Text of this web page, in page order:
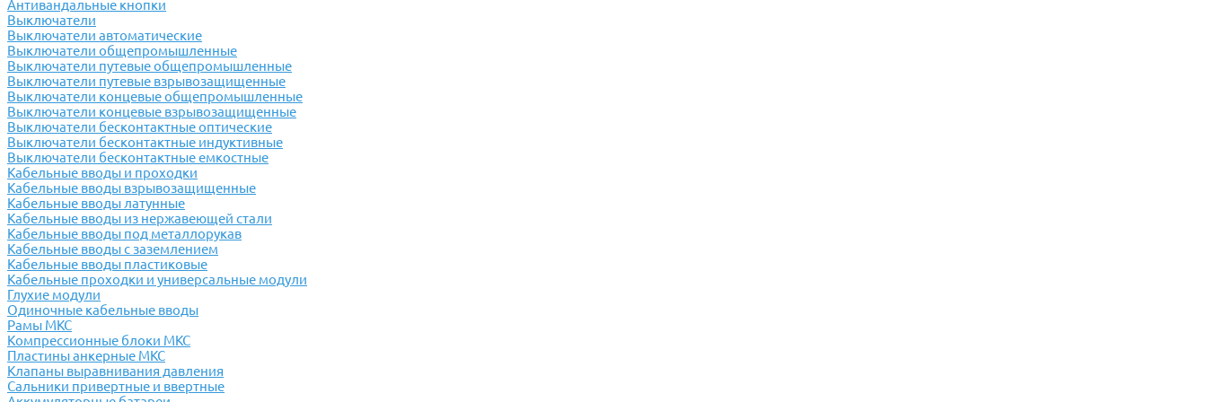
Антивандальные кнопки
Выключатели
Выключатели автоматические
Выключатели общепромышленные
Выключатели путевые общепромышленные
Выключатели путевые взрывозащищенные
Выключатели концевые общепромышленные
Выключатели концевые взрывозащищенные
Выключатели бесконтактные оптические
Выключатели бесконтактные индуктивные
Выключатели бесконтактные емкостные
Кабельные вводы и проходки
Кабельные вводы взрывозащищенные
Кабельные вводы латунные
Кабельные вводы из нержавеющей стали
Кабельные вводы под металлорукав
Кабельные вводы с заземлением
Кабельные вводы пластиковые
Кабельные проходки и универсальные модули
Глухие модули
Одиночные кабельные вводы
Рамы МКС
Компрессионные блоки МКС
Пластины анкерные МКС
Клапаны выравнивания давления
Сальники привертные и ввертные